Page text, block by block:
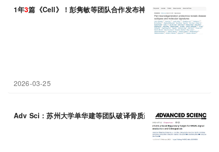
1年3篇《Cell》！彭隽敏等团队合作发布神经退行性疾病最大规
2026-03-25
Adv Sci：苏州大学单华建等团队破译骨质疏松的骨吸收“启动密